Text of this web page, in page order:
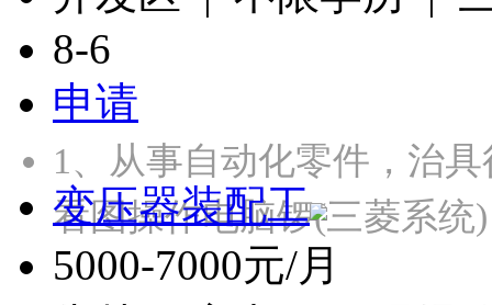
8-6
申请
1、从事自动化零件，治
看图操作电脑锣(三菱系
变压器装配工
5000-7000元/月